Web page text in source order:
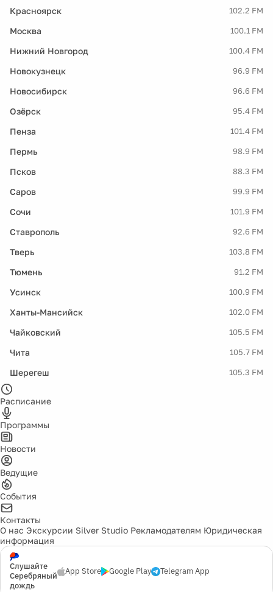
Красноярск 102.2 FM
Москва 100.1 FM
Нижний Новгород 100.4 FM
Новокузнецк 96.9 FM
Новосибирск 96.6 FM
Озёрск 95.4 FM
Пенза 101.4 FM
Пермь 98.9 FM
Псков 88.3 FM
Саров 99.9 FM
Сочи 101.9 FM
Ставрополь 92.6 FM
Тверь 103.8 FM
Тюмень 91.2 FM
Усинск 100.9 FM
Ханты-Мансийск 102.0 FM
Чайковский 105.5 FM
Чита 105.7 FM
Шерегеш 105.3 FM
Расписание
Программы
Новости
Ведущие
События
Контакты
О нас Экскурсии Silver Studio Рекламодателям Юридическая
информация
Слушайте
Серебряный
дождь
App Store Google Play Telegram App